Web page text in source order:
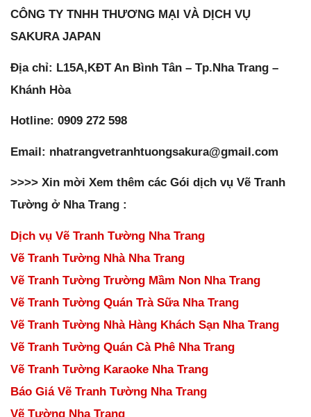
CÔNG TY TNHH THƯƠNG MẠI VÀ DỊCH VỤ
SAKURA JAPAN
Địa chỉ: L15A,KĐT An Bình Tân – Tp.Nha Trang –
Khánh Hòa
Hotline: 0909 272 598
Email: nhatrangvetranhtuongsakura@gmail.com
>>>> Xin mời Xem thêm các Gói dịch vụ Vẽ Tranh
Tường ở Nha Trang :
Dịch vụ Vẽ Tranh Tường Nha Trang
Vẽ Tranh Tường Nhà Nha Trang
Vẽ Tranh Tường Trường Mầm Non Nha Trang
Vẽ Tranh Tường Quán Trà Sữa Nha Trang
Vẽ Tranh Tường Nhà Hàng Khách Sạn Nha Trang
Vẽ Tranh Tường Quán Cà Phê Nha Trang
Vẽ Tranh Tường Karaoke Nha Trang
Báo Giá Vẽ Tranh Tường Nha Trang
Vẽ Tường Nha Trang